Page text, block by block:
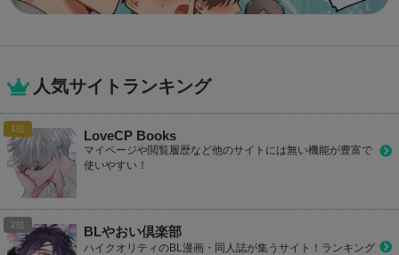
人気サイトランキング
LoveCP Books
マイページや閲覧履歴など他のサイトには無い機能が豊富で
使いやすい！
BLやおい倶楽部
ハイクオリティのBL漫画・同人誌が集うサイト！ランキング